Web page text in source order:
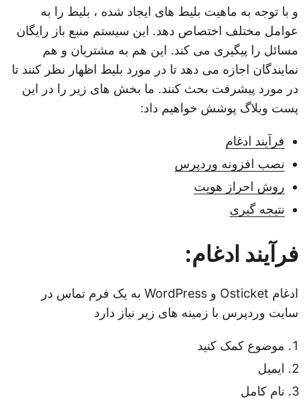
و با توجه به ماهیت بلیط های ایجاد شده ، بلیط را به
عوامل مختلف اختصاص دهد. این سیستم منبع باز رایگان
مسائل را پیگیری می کند. این هم به مشتریان و هم
نمایندگان اجازه می دهد تا در مورد بلیط اظهار نظر کنند تا
در مورد پیشرفت بحث کنند. ما بخش های زیر را در این
پست وبلاگ پوشش خواهیم داد:
فرآیند ادغام
نصب افزونه وردپرس
روش احراز هویت
نتیجه گیری
فرآیند ادغام:
ادغام Osticket و WordPress به یک فرم تماس در
سایت وردپرس با زمینه های زیر نیاز دارد
موضوع کمک کنید
ایمیل
نام کامل